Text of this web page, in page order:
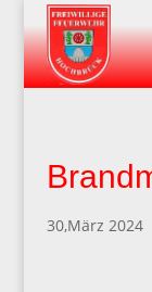
30,März 2024